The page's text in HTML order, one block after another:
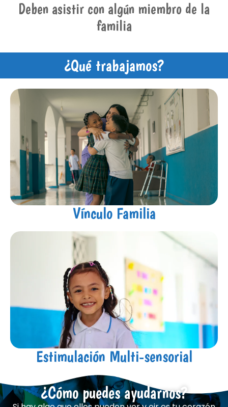
Deben asistir con algún miembro de la
familia
¿Qué trabajamos?
Vínculo Familia
Estimulación Multi-sensorial
¿Cómo puedes ayudarnos?